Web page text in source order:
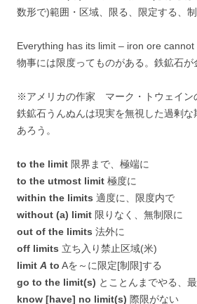
数形で)範囲・区域、限る、限定する、
Everything has its limit – iron ore cannot
物事には限度ってものがある。鉄鉱石が
※アメリカの作家 マーク・トウェイン
鉄鉱石うんぬんは現実を無視した過剰
あろう。
to the limit 限界まで、極端に
to the utmost limit 極度に
within the limits 適度に、限度内で
without (a) limit 限りなく、無制限に
out of the limits 法外に
off limits 立ち入り禁止区域(米)
limit A to Aを～に限定[制限]する
go to the limit(s) とことんまでやる、
know [have] no limit(s) 際限がない